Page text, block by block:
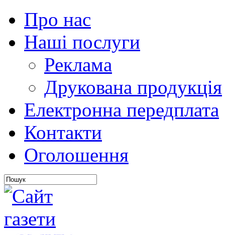
Про нас
Наші послуги
Реклама
Друкована продукція
Електронна передплата
Контакти
Оголошення